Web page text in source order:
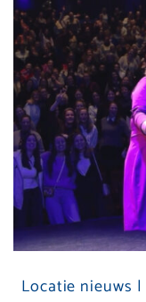
Locatie nieuws |